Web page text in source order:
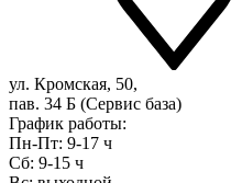
ул. Кромская, 50,
пав. 34 Б (Сервис база)
График работы:
Пн-Пт: 9-17 ч
Сб: 9-15 ч